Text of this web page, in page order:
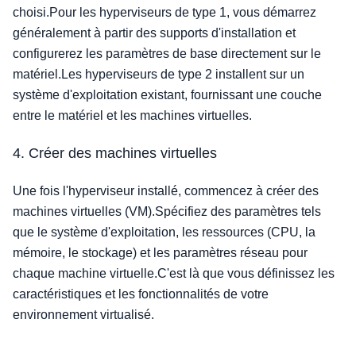
choisi.Pour les hyperviseurs de type 1, vous démarrez
généralement à partir des supports d'installation et
configurerez les paramètres de base directement sur le
matériel.Les hyperviseurs de type 2 installent sur un
système d'exploitation existant, fournissant une couche
entre le matériel et les machines virtuelles.
4. Créer des machines virtuelles
Une fois l'hyperviseur installé, commencez à créer des
machines virtuelles (VM).Spécifiez des paramètres tels
que le système d'exploitation, les ressources (CPU, la
mémoire, le stockage) et les paramètres réseau pour
chaque machine virtuelle.C'est là que vous définissez les
caractéristiques et les fonctionnalités de votre
environnement virtualisé.